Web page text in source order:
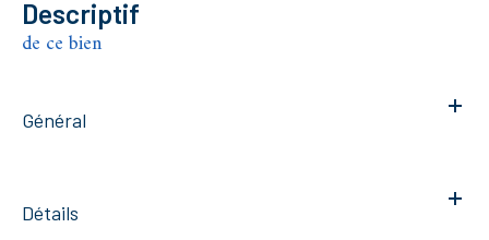
descriptif
de ce bien
Général
Détails